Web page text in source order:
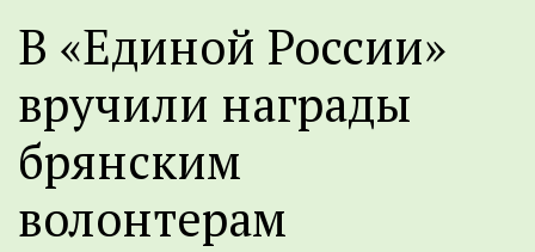
В «Единой России»
вручили награды
брянским
волонтерам